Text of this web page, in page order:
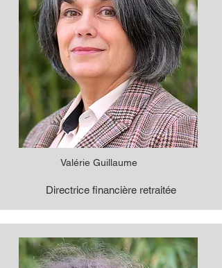
Valérie Guillaume
Directrice financière retraitée